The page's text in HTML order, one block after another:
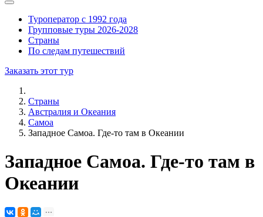
Туроператор с 1992 года
Групповые туры 2026-2028
Страны
По следам путешествий
Заказать этот тур
Страны
Австралия и Океания
Самоа
Западное Самоа. Где-то там в Океании
Западное Самоа. Где-то там в
Океании